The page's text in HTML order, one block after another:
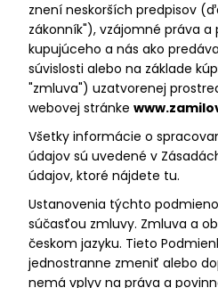
znení neskorších predpisov
zákonník"), vzájomné práva a
kupujúceho a nás ako
súvislosti alebo na základe
"zmluva") uzatvorenej
webovej stránke
Všetky informácie o
údajov sú uvedené v
údajov, ktoré nájdete tu.
Ustanovenia týchto
súčasťou zmluvy. Zmluva a
českom jazyku. Tieto
jednostranne zmeniť alebo
nemá vplyv na práva a
n
á
s
?
HĽADAŤ